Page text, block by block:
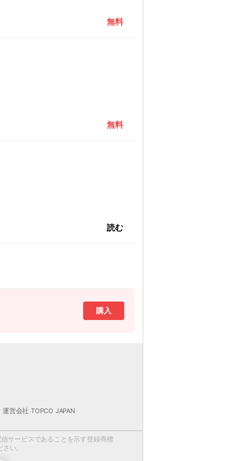
無料
無料
読む
購入
運営会社 TOPCO JAPAN
く）
ださい。
がございます。
お願い申し上げます。
ことは、 著作権侵害となり、著作権法に
サービスであることを示す登録商標
い。